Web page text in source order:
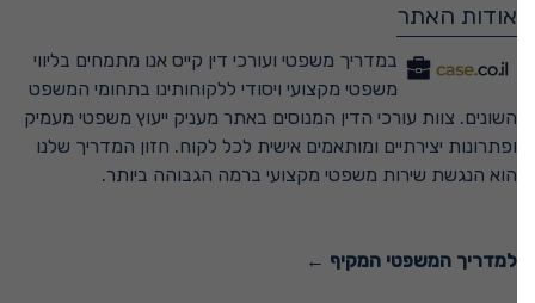
אודות האתר
במדריך משפטי ועורכי דין קייס אנו מתמחים בליווי
משפטי מקצועי ויסודי ללקוחותינו בתחומי המשפט
השונים. צוות עורכי הדין המנוסים באתר מעניק ייעוץ משפטי מעמיק
ופתרונות יצירתיים ומותאמים אישית לכל לקוח. חזון המדריך שלנו
הוא הנגשת שירות משפטי מקצועי ברמה הגבוהה ביותר.
למדריך המשפטי המקיף ←